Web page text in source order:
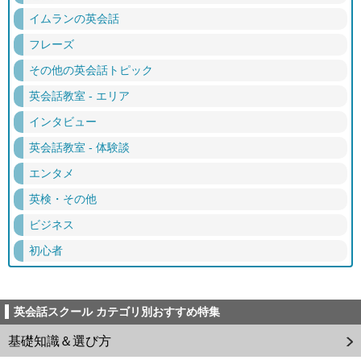
イムランの英会話
フレーズ
その他の英会話トピック
英会話教室 - エリア
インタビュー
英会話教室 - 体験談
エンタメ
英検・その他
ビジネス
初心者
英会話スクール カテゴリ別おすすめ特集
基礎知識＆選び方